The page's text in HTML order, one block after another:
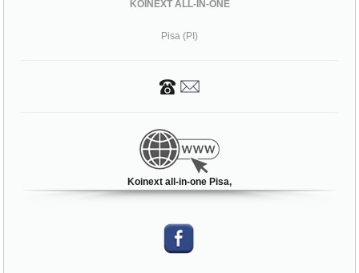
KOINEXT ALL-IN-ONE
Pisa (PI)
Koinext all-in-one Pisa,